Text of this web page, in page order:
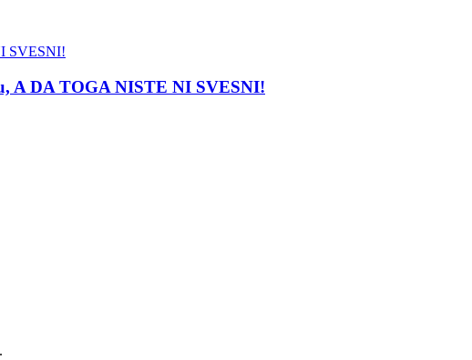
A DA TOGA NISTE NI SVESNI!